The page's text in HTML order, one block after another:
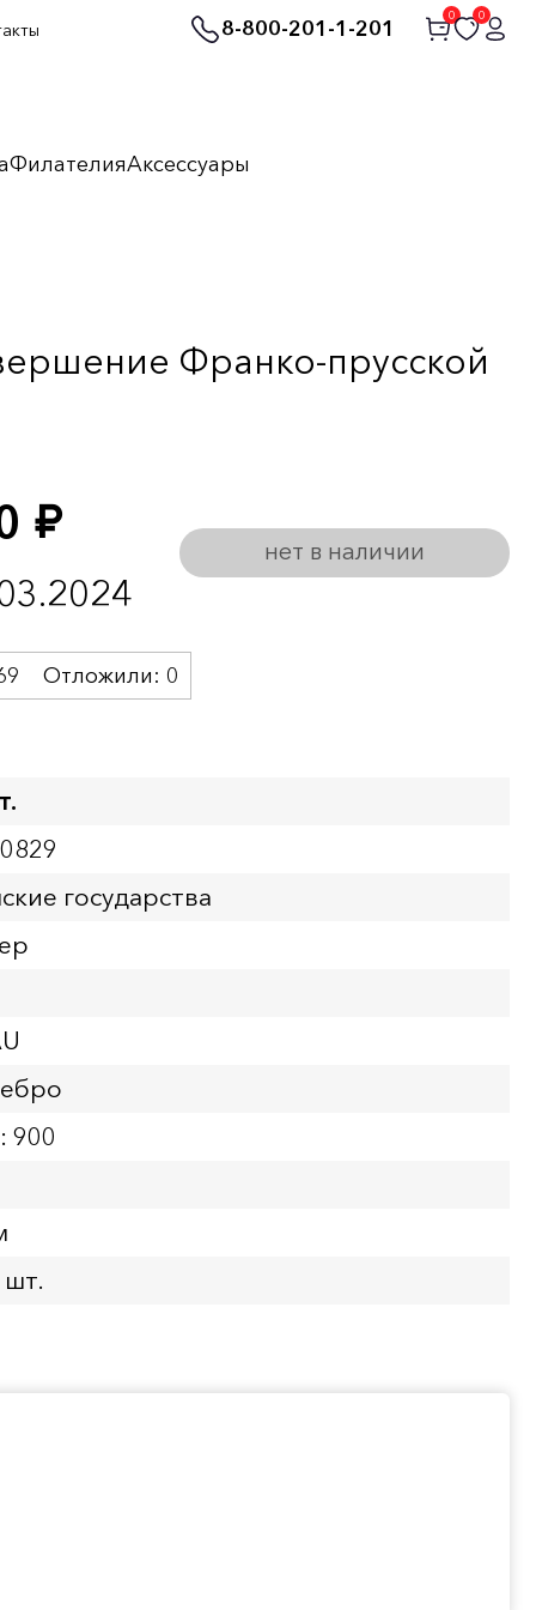
8-800-201-1-201
0 0
ФилателияАксессуары
Франко-прусской
руб.
нет в наличии
Отложили: 0
государства
900